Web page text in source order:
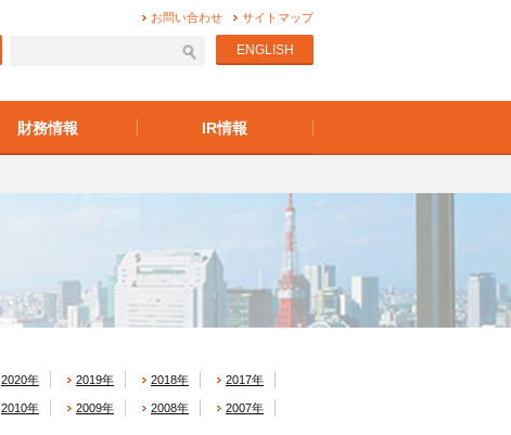
財務情報 IR情報
お問い合わせ サイトマップ
ENGLISH
2020年 2019年 2018年 2017年
2010年 2009年 2008年 2007年